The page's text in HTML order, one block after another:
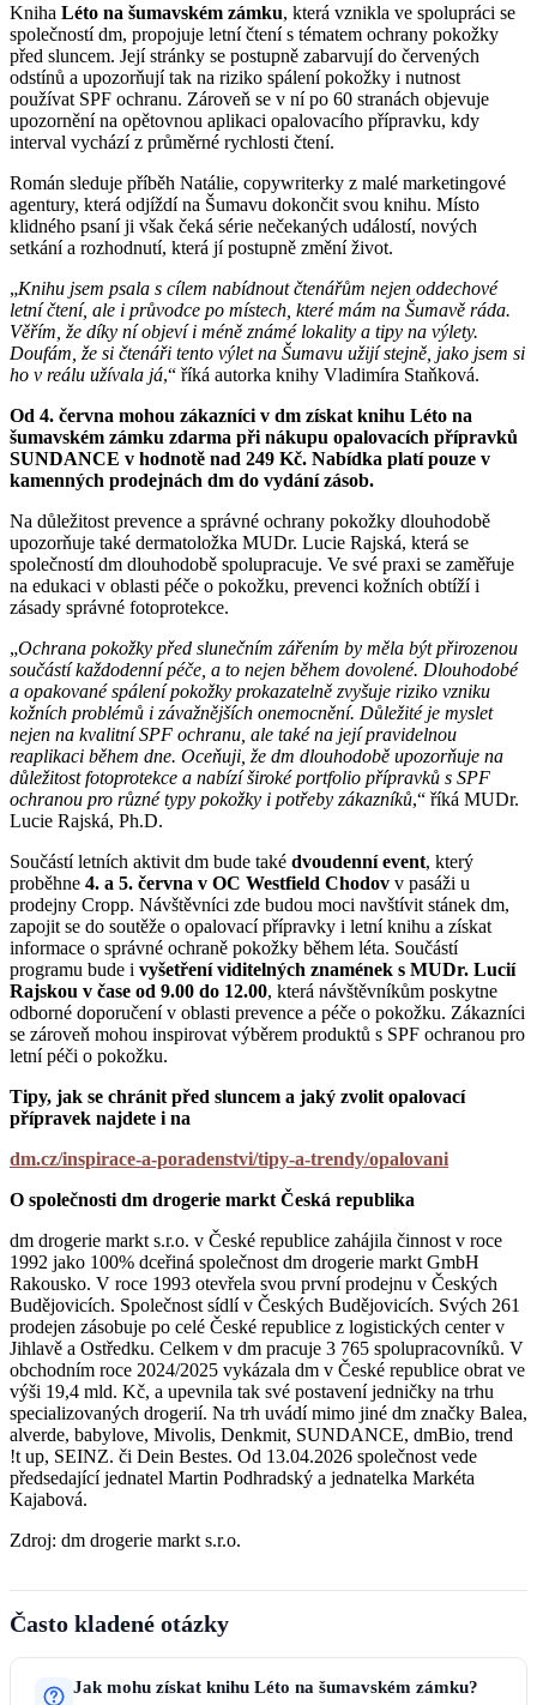
Kniha Léto na šumavském zámku, která vznikla ve spolupráci se
společností dm, propojuje letní čtení s tématem ochrany pokožky
před sluncem. Její stránky se postupně zabarvují do červených
odstínů a upozorňují tak na riziko spálení pokožky i nutnost
používat SPF ochranu. Zároveň se v ní po 60 stranách objevuje
upozornění na opětovnou aplikaci opalovacího přípravku, kdy
interval vychází z průměrné rychlosti čtení.
Román sleduje příběh Natálie, copywriterky z malé marketingové
agentury, která odjíždí na Šumavu dokončit svou knihu. Místo
klidného psaní ji však čeká série nečekaných událostí, nových
setkání a rozhodnutí, která jí postupně změní život.
„Knihu jsem psala s cílem nabídnout čtenářům nejen oddechové
letní čtení, ale i průvodce po místech, které mám na Šumavě ráda.
Věřím, že díky ní objeví i méně známé lokality a tipy na výlety.
Doufám, že si čtenáři tento výlet na Šumavu užijí stejně, jako jsem si
ho v reálu užívala já,“ říká autorka knihy Vladimíra Staňková.
Od 4. června mohou zákazníci v dm získat knihu Léto na
šumavském zámku zdarma při nákupu opalovacích přípravků
SUNDANCE v hodnotě nad 249 Kč. Nabídka platí pouze v
kamenných prodejnách dm do vydání zásob.
Na důležitost prevence a správné ochrany pokožky dlouhodobě
upozorňuje také dermatoložka MUDr. Lucie Rajská, která se
společností dm dlouhodobě spolupracuje. Ve své praxi se zaměřuje
na edukaci v oblasti péče o pokožku, prevenci kožních obtíží i
zásady správné fotoprotekce.
„Ochrana pokožky před slunečním zářením by měla být přirozenou
součástí každodenní péče, a to nejen během dovolené. Dlouhodobé
a opakované spálení pokožky prokazatelně zvyšuje riziko vzniku
kožních problémů i závažnějších onemocnění. Důležité je myslet
nejen na kvalitní SPF ochranu, ale také na její pravidelnou
reaplikaci během dne. Oceňuji, že dm dlouhodobě upozorňuje na
důležitost fotoprotekce a nabízí široké portfolio přípravků s SPF
ochranou pro různé typy pokožky i potřeby zákazníků,“ říká MUDr.
Lucie Rajská, Ph.D.
Součástí letních aktivit dm bude také dvoudenní event, který
proběhne 4. a 5. června v OC Westfield Chodov v pasáži u
prodejny Cropp. Návštěvníci zde budou moci navštívit stánek dm,
zapojit se do soutěže o opalovací přípravky i letní knihu a získat
informace o správné ochraně pokožky během léta. Součástí
programu bude i vyšetření viditelných znamének s MUDr. Lucií
Rajskou v čase od 9.00 do 12.00, která návštěvníkům poskytne
odborné doporučení v oblasti prevence a péče o pokožku. Zákazníci
se zároveň mohou inspirovat výběrem produktů s SPF ochranou pro
letní péči o pokožku.
Tipy, jak se chránit před sluncem a jaký zvolit opalovací
přípravek najdete i na
dm.cz/inspirace-a-poradenstvi/tipy-a-trendy/opalovani
O společnosti dm drogerie markt Česká republika
dm drogerie markt s.r.o. v České republice zahájila činnost v roce
1992 jako 100% dceřiná společnost dm drogerie markt GmbH
Rakousko. V roce 1993 otevřela svou první prodejnu v Českých
Budějovicích. Společnost sídlí v Českých Budějovicích. Svých 261
prodejen zásobuje po celé České republice z logistických center v
Jihlavě a Ostředku. Celkem v dm pracuje 3 765 spolupracovníků. V
obchodním roce 2024/2025 vykázala dm v České republice obrat ve
výši 19,4 mld. Kč, a upevnila tak své postavení jedničky na trhu
specializovaných drogerií. Na trh uvádí mimo jiné dm značky Balea,
alverde, babylove, Mivolis, Denkmit, SUNDANCE, dmBio, trend
!t up, SEINZ. či Dein Bestes. Od 13.04.2026 společnost vede
předsedající jednatel Martin Podhradský a jednatelka Markéta
Kajabová.
Zdroj: dm drogerie markt s.r.o.
Často kladené otázky
Jak mohu získat knihu Léto na šumavském zámku?